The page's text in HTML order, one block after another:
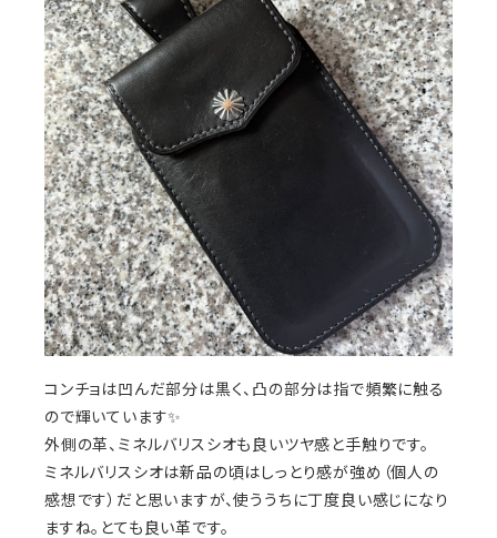
コンチョは凹んだ部分は黒く、凸の部分は指で頻繁に触る
ので輝いています✨
外側の革、ミネルバリスシオも良いツヤ感と手触りです。
ミネルバリスシオは新品の頃はしっとり感が強め（個人の
感想です）だと思いますが、使ううちに丁度良い感じになり
ますね。とても良い革です。